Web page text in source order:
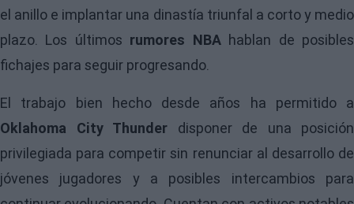
el anillo e implantar una dinastía triunfal a corto y medio
plazo. Los últimos rumores NBAhablan de posibles
fichajes para seguir progresando.
El trabajo bien hecho desde años ha permitido a
Oklahoma City Thunder disponer de una posición
privilegiada para competir sin renunciar al desarrollo de
jóvenes jugadores y a posibles intercambios para